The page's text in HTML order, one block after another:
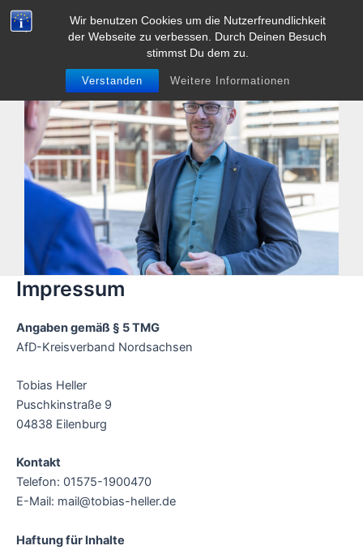
Wir benutzen Cookies um die Nutzerfreundlichkeit
der Webseite zu verbessen. Durch Deinen Besuch
stimmst Du dem zu.
Verstanden Weitere Informationen
Zum
Inhalt
Tobias Heller
Main
Impressum
Angaben gemäß § 5 TMG
AfD-Kreisverband Nordsachsen
Tobias Heller
Puschkinstraße 9
04838 Eilenburg
Kontakt
Telefon: 01575-1900470
E-Mail: mail@tobias-heller.de
Haftung für Inhalte